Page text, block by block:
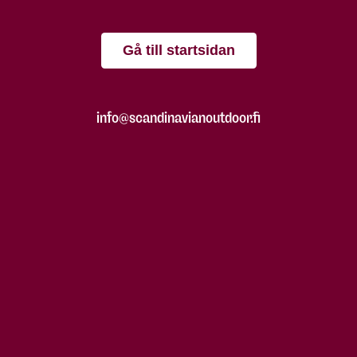
Gå till startsidan
info@scandinavianoutdoor.fi